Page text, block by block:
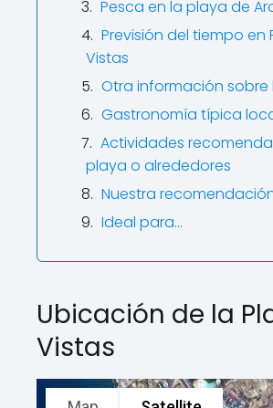
Pesca en la playa de
Previsión del tiempo en
Vistas
Otra información sobre
Gastronomía típica
Actividades
playa o alrededores
Nuestra
Ideal para…
Ubicación de la
Vistas